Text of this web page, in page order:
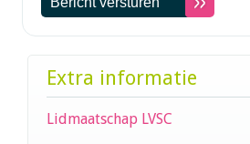
Extra informatie
Lidmaatschap LVSC